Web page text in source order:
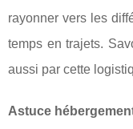
rayonner vers les
temps en trajets.
aussi par cette
Astuce